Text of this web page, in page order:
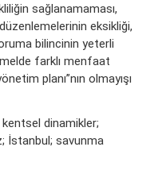
sağlanamaması,
eksikliği,
bilincinin yeterli
farklı menfaat
planı”nın olmayışı
kentsel dinamikler;
İstanbul; savunma